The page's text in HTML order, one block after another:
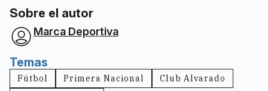
Sobre el autor
Marca Deportiva
Temas
Fútbol Primera Nacional
Club Alvarado